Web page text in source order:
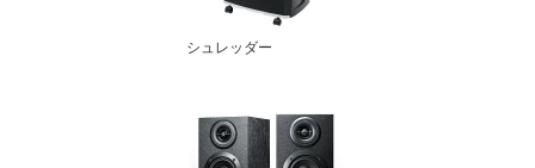
シュレッダー